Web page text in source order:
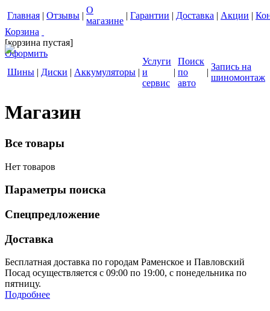
Главная | Отзывы |
О
магазине
| Гарантии | Доставка | Акции |
Корзина
[корзина пустая]
Оформить
Шины | Диски | Аккумуляторы |
Услуги
и
сервис
|
Поиск
по
авто
|
Запись на
шиномонтаж
Магазин
Все товары
Нет товаров
Параметры поиска
Спецпредложение
Доставка
Бесплатная доставка по городам Раменское и Павловский
Посад осуществляется с 09:00 по 19:00, с понедельника по
пятницу.
Подробнее